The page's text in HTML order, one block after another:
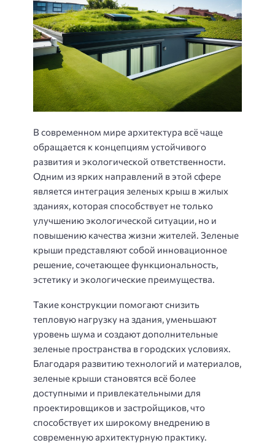
В современном мире архитектура всё чаще
обращается к концепциям устойчивого
развития и экологической ответственности.
Одним из ярких направлений в этой сфере
является интеграция зеленых крыш в жилых
зданиях, которая способствует не только
улучшению экологической ситуации, но и
повышению качества жизни жителей. Зеленые
крыши представляют собой инновационное
решение, сочетающее функциональность,
эстетику и экологические преимущества.
Такие конструкции помогают снизить
тепловую нагрузку на здания, уменьшают
уровень шума и создают дополнительные
зеленые пространства в городских условиях.
Благодаря развитию технологий и материалов,
зеленые крыши становятся всё более
доступными и привлекательными для
проектировщиков и застройщиков, что
способствует их широкому внедрению в
современную архитектурную практику.